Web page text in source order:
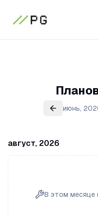
июнь,
август, 2026
В этом месяце